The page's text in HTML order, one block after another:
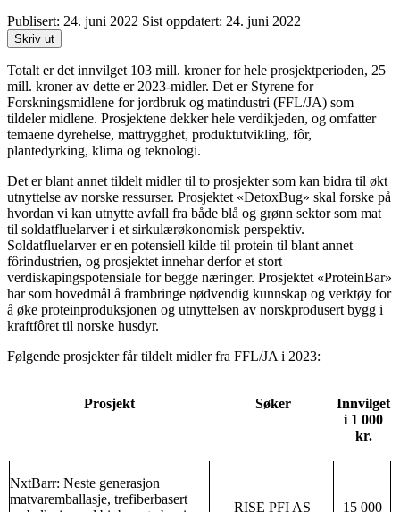
Publisert: 24. juni 2022 Sist oppdatert: 24. juni 2022
Skriv ut
Totalt er det innvilget 103 mill. kroner for hele prosjektperioden, 25
mill. kroner av dette er 2023-midler. Det er Styrene for
Forskningsmidlene for jordbruk og matindustri (FFL/JA) som
tildeler midlene. Prosjektene dekker hele verdikjeden, og omfatter
temaene dyrehelse, mattrygghet, produktutvikling, fôr,
plantedyrking, klima og teknologi.
Det er blant annet tildelt midler til to prosjekter som kan bidra til økt
utnyttelse av norske ressurser. Prosjektet «DetoxBug» skal forske på
hvordan vi kan utnytte avfall fra både blå og grønn sektor som mat
til soldatfluelarver i et sirkulærøkonomisk perspektiv.
Soldatfluelarver er en potensiell kilde til protein til blant annet
fôrindustrien, og prosjektet innehar derfor et stort
verdiskapingspotensiale for begge næringer. Prosjektet «ProteinBar»
har som hovedmål å frambringe nødvendig kunnskap og verktøy for
å øke proteinproduksjonen og utnyttelsen av norskprodusert bygg i
kraftfôret til norske husdyr.
Følgende prosjekter får tildelt midler fra FFL/JA i 2023:
Prosjekt Søker
Innvilget
i 1 000
kr.
NxtBarr: Neste generasjon
matvaremballasje, trefiberbasert
RISE PFI AS 15 000